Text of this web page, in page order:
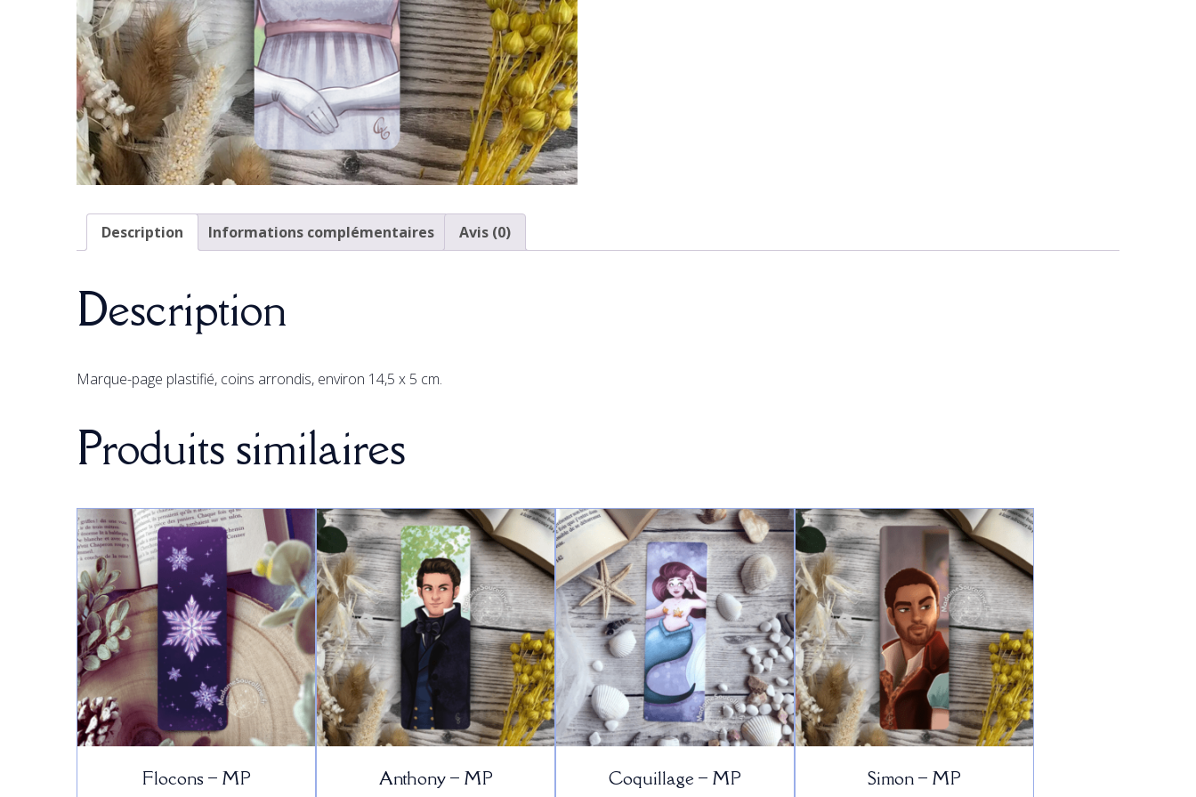
Description Informations complémentaires Avis (0)
Description
Marque-page plastifié, coins arrondis, environ 14,5 x 5 cm.
Produits similaires
Flocons – MP Anthony – MP Coquillage – MP Simon – MP